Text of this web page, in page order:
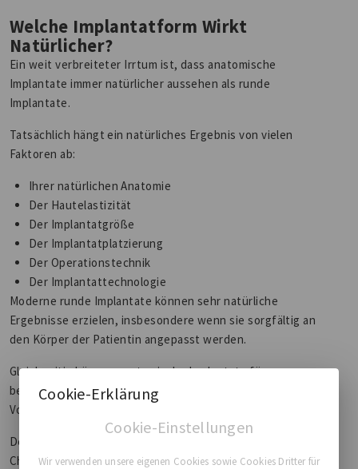
Welche Implantatform Wirkt
Natürlicher?
Ein weit verbreiteter Irrtum ist, dass anatomische
Implantate immer natürlicher aussehen als runde
Implantate.
Tatsächlich hängt ein natürliches Ergebnis von vielen
Faktoren ab:
Ihrer natürlichen Anatomie
Der Hautelastizität
Der Implantatgröße
Der Implantatplatzierung
Der Operationstechnik
Der Implantattechnologie
Moderne runde Implantate können sehr natürliche
Ergebnisse erzielen, insbesondere wenn sie sorgfältig an
den Körper der Patientin angepasst werden.
Gleichzeitig können anatomische Implantate für
bestimmte Patientinnen je nach Ziel und Anatomie
Vorteile bieten.
Deshalb ist die Beratung durch einen qualifizierten
Chirurgen so wichtig.
Cookie-Erklärung
Cookie-Einstellungen
Wir verwenden unsere eigenen Cookies sowie Cookies Dritter für